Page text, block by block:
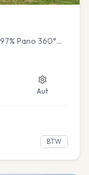
Pano 360°
Aut
BTW